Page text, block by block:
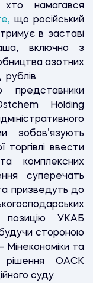
намагався
що російський
в заставі
включно з
азотних
Holding
торгівлі ввести
комплексних
суперечать
призведуть до
позицію УКАБ
стороною
Мінекономіки та
рішення ОАСК
суду.